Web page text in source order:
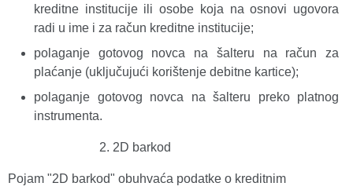
kreditne institucije ili osobe koja na osnovi ugovora
radi u ime i za račun kreditne institucije;
polaganje gotovog novca na šalteru na račun za
plaćanje (uključujući korištenje debitne kartice);
polaganje gotovog novca na šalteru preko platnog
instrumenta.
2D barkod
Pojam "2D barkod" obuhvaća podatke o kreditnim